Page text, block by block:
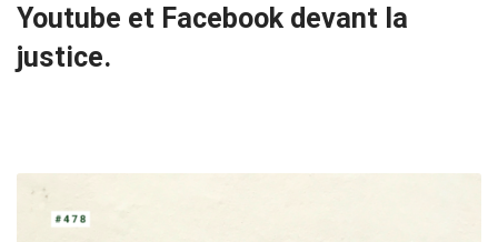
Youtube et Facebook devant la
justice.